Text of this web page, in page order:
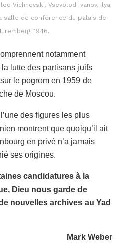
Vichnevski, Vsevolod Ivanov, Ilya
salle de conférence du palais de
1946.
notamment
lutte des partisans juifs
le pogrom en 1959 de
de Moscou.
des figures les plus
montrent que quoiqu’il ait
en privé n’a jamais
ses origines.
candidatures à la
Dieu nous garde de
nouvelles archives au Yad
Mark Weber